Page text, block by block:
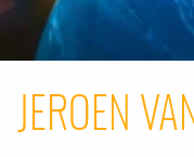
JEROEN